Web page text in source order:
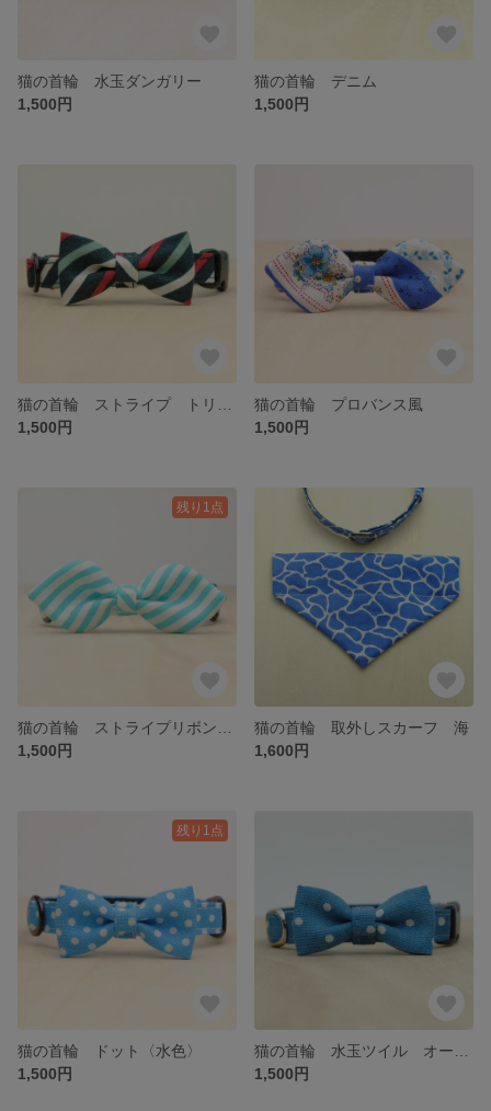
猫の首輪 水玉ダンガリー
1,500円
猫の首輪 デニム
1,500円
1,500円
猫の首輪 プロバンス風
1,500円
残り1点
1,500円
猫の首輪 取外しスカーフ 海
1,600円
残り1点
猫の首輪 ドット〈水色〉
1,500円
1,500円